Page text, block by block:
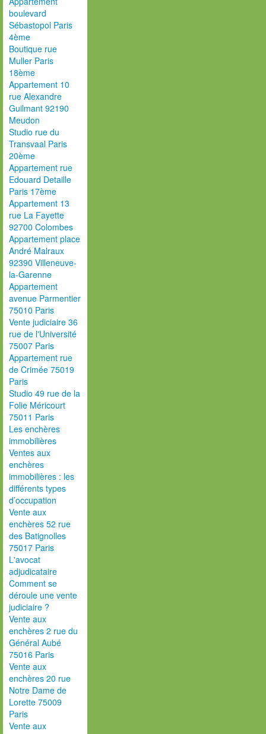
boulevard
Sébastopol Paris
4ème
Boutique rue
Muller Paris
18ème
Appartement 10
rue Alexandre
Guilmant 92190
Meudon
Studio rue du
Transvaal Paris
20ème
Appartement rue
Edouard Detaille
Paris 17ème
Appartement 13
rue La Fayette
92700 Colombes
Appartement place
André Malraux
92390 Villeneuve-
la-Garenne
Appartement
avenue Parmentier
75010 Paris
Vente judiciaire 36
rue de l'Université
75007 Paris
Appartement rue
de Crimée 75019
Paris
Studio 49 rue de la
Folie Méricourt
75011 Paris
Les enchères
immobilières
Ventes aux
enchères
immobilières : les
différents types
d’occupation
Vente aux
enchères 52 rue
des Batignolles
75017 Paris
L'avocat
adjudicataire
Comment se
déroule une vente
judiciaire ?
Vente aux
enchères 2 rue du
Général Aubé
75016 Paris
Vente aux
enchères 20 rue
Notre Dame de
Lorette 75009
Paris
Vente aux